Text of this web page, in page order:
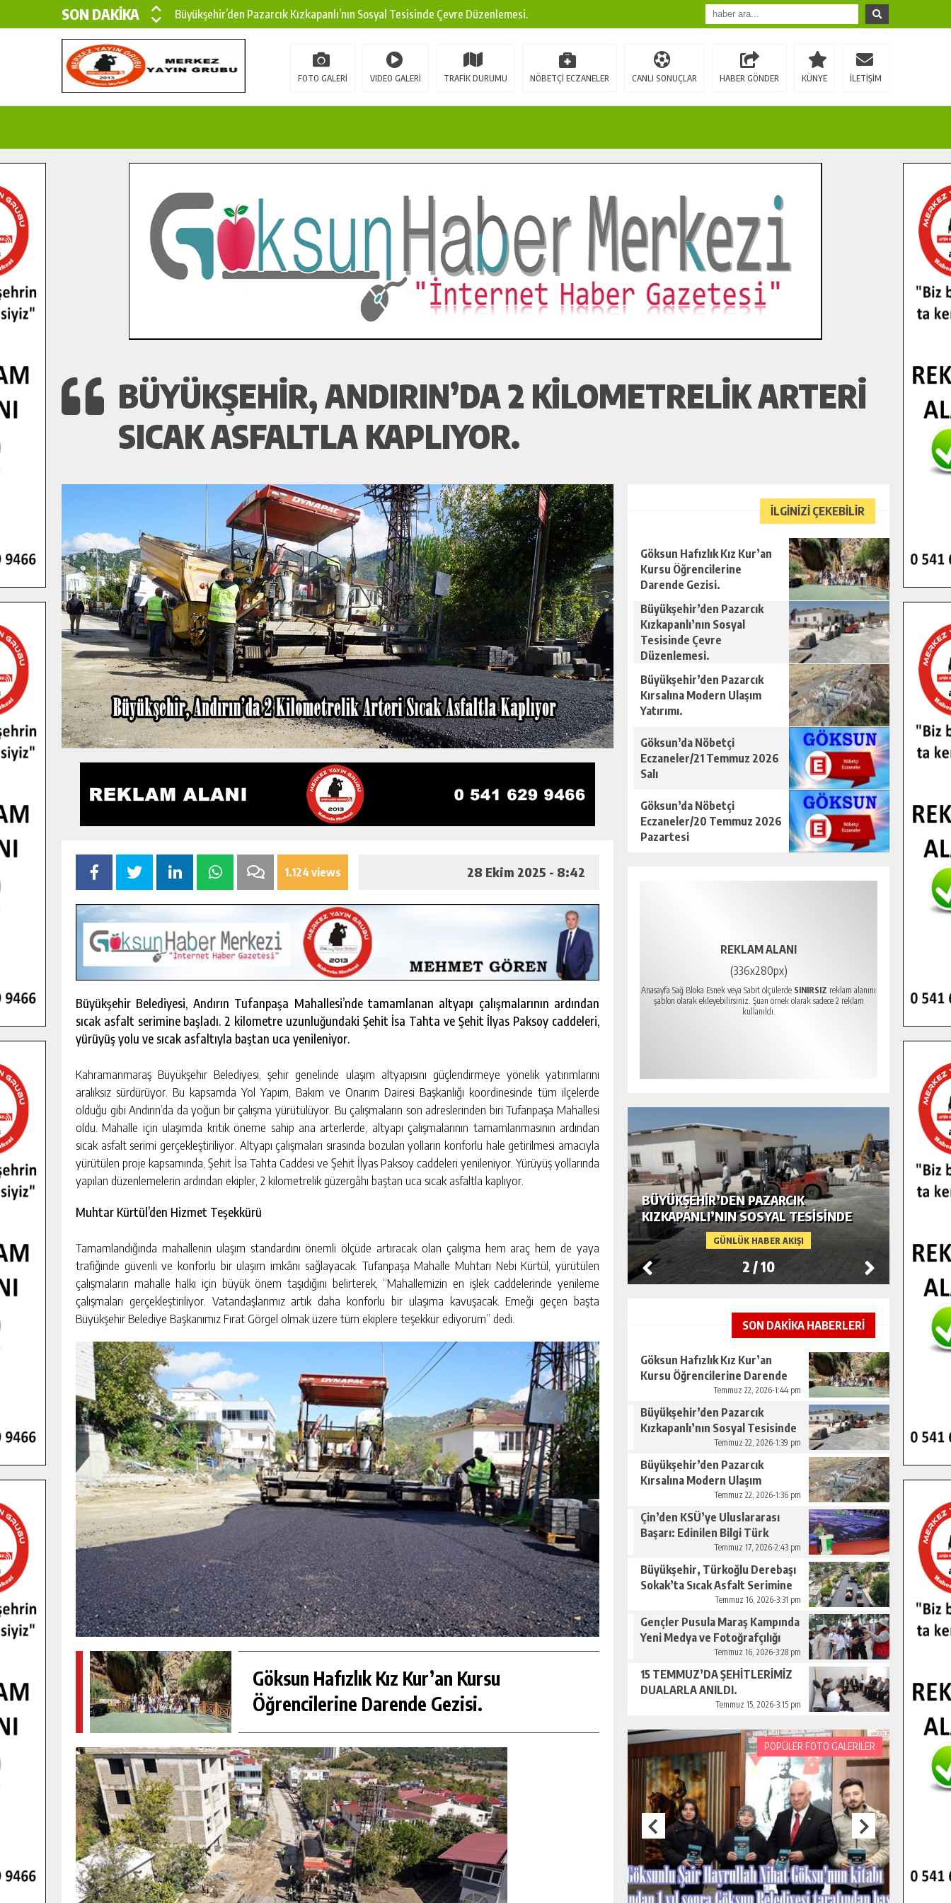
SON DAKİKA
Büyükşehir’den Pazarcık Kızkapanlı’nın Sosyal Tesisinde Çevre Düzenlemesi.
Büyükşehir’den Pazarcık Kırsalına Modern Ulaşım Yatırımı.
Çin’den KSÜ’ye Uluslararası Başarı: Edinilen Bilgi Türk Tarımına Katkı Sağlayacak.
İlçe Jandarma Komutanı Karakaya’dan Başkan Cüce’ye Veda Ziyareti.
Bertiz’in Yeni Köprüsünde Sona Doğru.
FOTO GALERİ VIDEO GALERİ TRAFİK DURUMU NÖBETÇİ ECZANELER CANLI SONUÇLAR HABER GÖNDER KÜNYE İLETİŞİM
BÜYÜKŞEHIR, ANDIRIN’DA 2 KILOMETRELIK ARTERI
SICAK ASFALTLA KAPLIYOR.
1.124 views 28 Ekim 2025 - 8:42
Büyükşehir Belediyesi, Andırın Tufanpaşa Mahallesi’nde tamamlanan altyapı çalışmalarının ardından
sıcak asfalt serimine başladı. 2 kilometre uzunluğundaki Şehit İsa Tahta ve Şehit İlyas Paksoy caddeleri,
yürüyüş yolu ve sıcak asfaltıyla baştan uca yenileniyor.
Kahramanmaraş Büyükşehir Belediyesi, şehir genelinde ulaşım altyapısını güçlendirmeye yönelik yatırımlarını
aralıksız sürdürüyor. Bu kapsamda Yol Yapım, Bakım ve Onarım Dairesi Başkanlığı koordinesinde tüm ilçelerde
olduğu gibi Andırın’da da yoğun bir çalışma yürütülüyor. Bu çalışmaların son adreslerinden biri Tufanpaşa Mahallesi
oldu. Mahalle için ulaşımda kritik öneme sahip ana arterlerde, altyapı çalışmalarının tamamlanmasının ardından
sıcak asfalt serimi gerçekleştiriliyor. Altyapı çalışmaları sırasında bozulan yolların konforlu hale getirilmesi amacıyla
yürütülen proje kapsamında, Şehit İsa Tahta Caddesi ve Şehit İlyas Paksoy caddeleri yenileniyor. Yürüyüş yollarında
yapılan düzenlemelerin ardından ekipler, 2 kilometrelik güzergâhı baştan uca sıcak asfaltla kaplıyor.
Muhtar Kürtül’den Hizmet Teşekkürü
Tamamlandığında mahallenin ulaşım standardını önemli ölçüde artıracak olan çalışma hem araç hem de yaya
trafiğinde güvenli ve konforlu bir ulaşım imkânı sağlayacak. Tufanpaşa Mahalle Muhtarı Nebi Kürtül, yürütülen
çalışmaların mahalle halkı için büyük önem taşıdığını belirterek, “Mahallemizin en işlek caddelerinde yenileme
çalışmaları gerçekleştiriliyor. Vatandaşlarımız artık daha konforlu bir ulaşıma kavuşacak. Emeği geçen başta
Büyükşehir Belediye Başkanımız Fırat Görgel olmak üzere tüm ekiplere teşekkür ediyorum” dedi.
Göksun Hafızlık Kız Kur’an Kursu
Öğrencilerine Darende Gezisi.
İLGİNİZİ ÇEKEBİLİR
Göksun Hafızlık Kız Kur’an
Kursu Öğrencilerine
Darende Gezisi.
Büyükşehir’den Pazarcık
Kızkapanlı’nın Sosyal
Tesisinde Çevre
Düzenlemesi.
Büyükşehir’den Pazarcık
Kırsalına Modern Ulaşım
Yatırımı.
Göksun’da Nöbetçi
Eczaneler/21 Temmuz 2026
Salı
Göksun’da Nöbetçi
Eczaneler/20 Temmuz 2026
Pazartesi
REKLAM ALANI
(336x280px)
Anasayfa Sağ Bloka Esnek veya Sabit ölçülerde SINIRSIZ reklam alanını
şablon olarak ekleyebilirsiniz. Şuan örnek olarak sadece 2 reklam
kullanıldı.
GÜNLÜK HABER AKIŞI
YENI MEDYA VE FOTOĞRAFÇILIĞI
GÜNLÜK HABER AKIŞI GÜNLÜK HABER AKIŞI
BÜYÜKŞEHIR’DEN PAZARCIK
KIZKAPANLI’NIN SOSYAL TESISINDE
ÇEVRE DÜZENLEMESI.
2 /10
SON DAKİKA HABERLERİ
Göksun Hafızlık Kız Kur’an
Kursu Öğrencilerine Darende
Temmuz 22, 2026-1:44 pm
Büyükşehir’den Pazarcık
Kızkapanlı’nın Sosyal Tesisinde
Çevre Düzenlemesi.Temmuz 22, 2026-1:39 pm
Büyükşehir’den Pazarcık
Kırsalına Modern Ulaşım
Temmuz 22, 2026-1:36 pm
Çin’den KSÜ’ye Uluslararası
Başarı: Edinilen Bilgi Türk
Tarımına Katkı Sağlayacak.
Temmuz 17, 2026-2:43 pm
Büyükşehir, Türkoğlu Derebaşı
Sokak’ta Sıcak Asfalt Serimine
Temmuz 16, 2026-3:31 pm
Gençler Pusula Maraş Kampında
Yeni Medya ve Fotoğrafçılığı
Temmuz 16, 2026-3:28 pm
15 TEMMUZ’DA ŞEHİTLERİMİZ
DUALARLA ANILDI.
Temmuz 15, 2026-3:15 pm
POPÜLER FOTO GALERİLER